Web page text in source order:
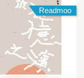
Readmoo